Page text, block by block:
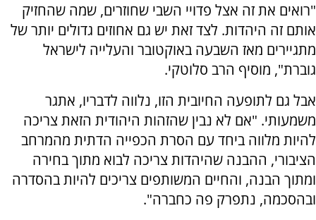
"רואים את זה אצל פדויי השבי שחוזרים, שמה שהחזיק
אותם זה היהדות. לצד זאת יש גם אחוזים גדולים יותר של
מתגיירים מאז השבעה באוקטובר והעלייה לישראל
גוברת", מוסיף הרב סלוטקי.
אבל גם לתופעה החיובית הזו, נלווה לדבריו, אתגר
משמעותי. "אם לא נבין שהזהות היהודית הזאת צריכה
להיות מלווה ביחד עם הסרת הכפייה הדתית מהמרחב
הציבורי, ההבנה שהיהדות צריכה לבוא מתוך בחירה
ומתוך הבנה, והחיים המשותפים צריכים להיות בהסדרה
ובהסכמה, נתפרק פה כחברה".